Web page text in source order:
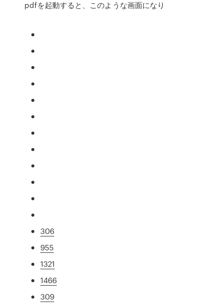
pdfを起動すると、このような画面になり
306
955
1321
1466
309